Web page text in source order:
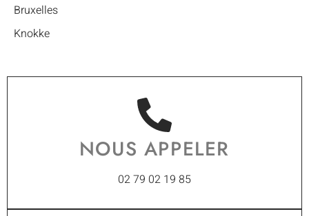
Bruxelles
Knokke
NOUS APPELER
02 79 02 19 85